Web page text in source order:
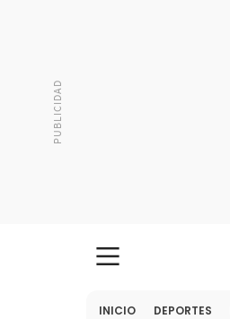
INICIO DEPORTES